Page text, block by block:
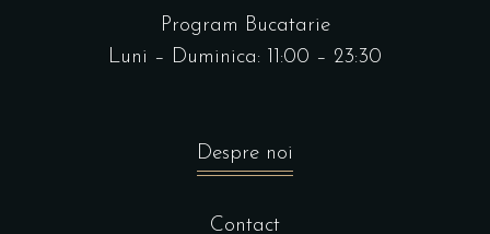
Program Bucatarie
Luni – Duminica: 11:00 – 23:30
Despre noi
Contact